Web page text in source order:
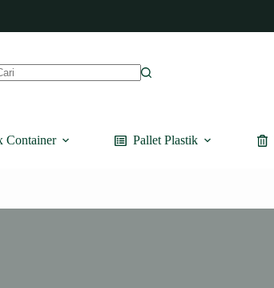
Container Pallet Plastik